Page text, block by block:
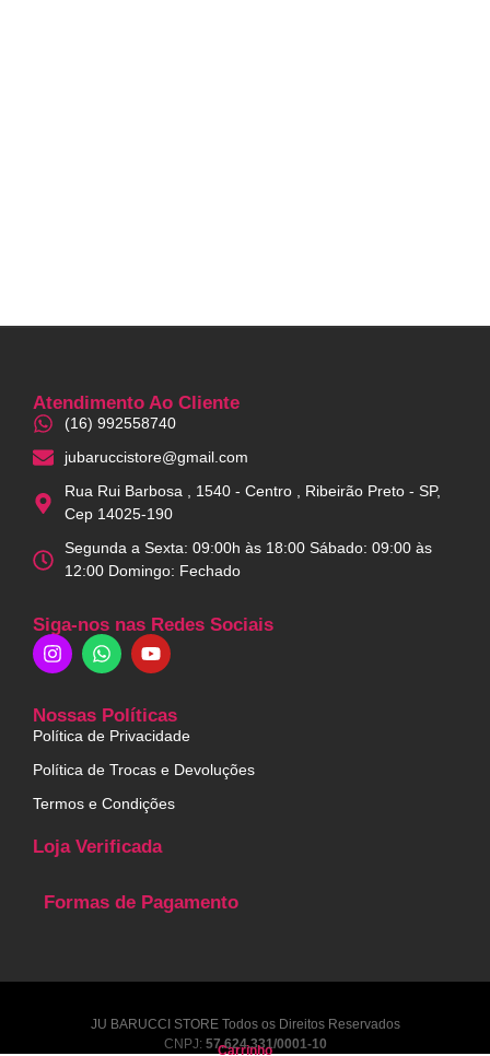
Carrinho
Atendimento Ao Cliente
(16) 992558740
jubaruccistore@gmail.com
Rua Rui Barbosa , 1540 - Centro , Ribeirão Preto - SP,
Cep 14025-190
Segunda a Sexta: 09:00h às 18:00 Sábado: 09:00 às
12:00 Domingo: Fechado
Siga-nos nas Redes Sociais
Nossas Políticas
Política de Privacidade
Política de Trocas e Devoluções
Termos e Condições
Loja Verificada
Formas de Pagamento
JU BARUCCI STORE Todos os Direitos Reservados
CNPJ: 57.624.331/0001-10